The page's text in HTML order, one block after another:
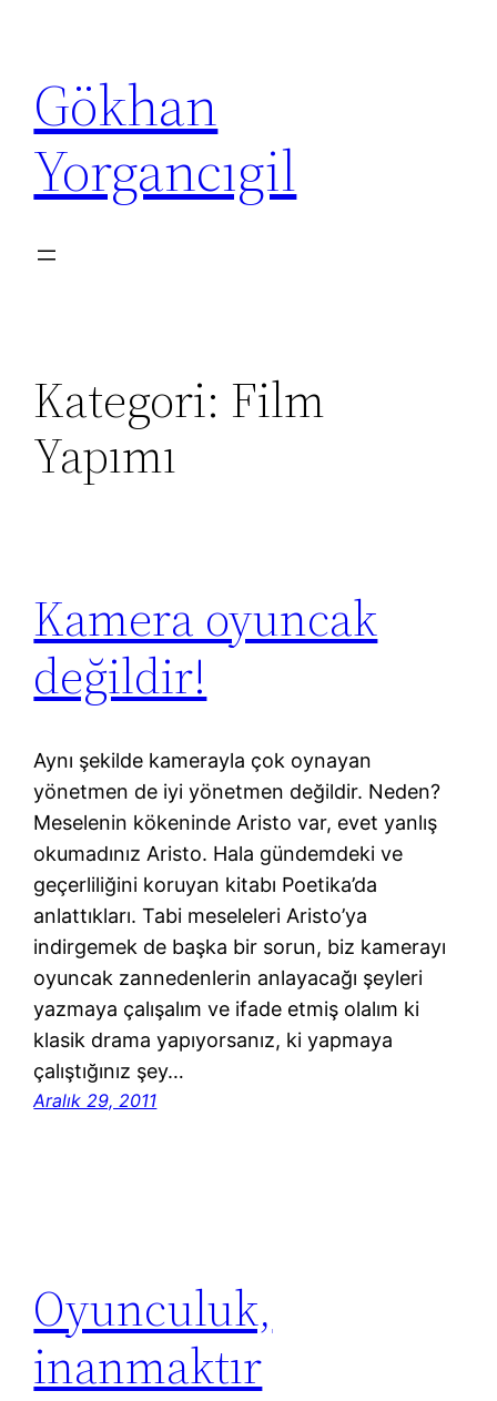
Gökhan
Yorgancıgil
Kategori: Film
Yapımı
Kamera oyuncak
değildir!
Aynı şekilde kamerayla çok oynayan
yönetmen de iyi yönetmen değildir. Neden?
Meselenin kökeninde Aristo var, evet yanlış
okumadınız Aristo. Hala gündemdeki ve
geçerliliğini koruyan kitabı Poetika’da
anlattıkları. Tabi meseleleri Aristo’ya
indirgemek de başka bir sorun, biz kamerayı
oyuncak zannedenlerin anlayacağı şeyleri
yazmaya çalışalım ve ifade etmiş olalım ki
klasik drama yapıyorsanız, ki yapmaya
çalıştığınız şey…
Aralık 29, 2011
Oyunculuk,
inanmaktır